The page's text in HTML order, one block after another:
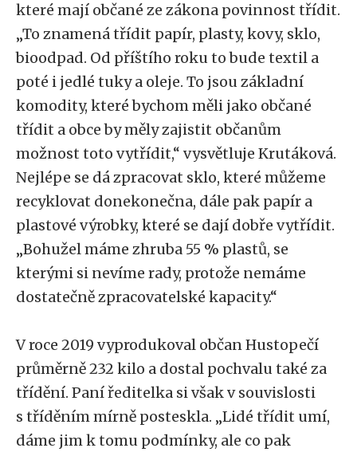
které mají občané ze zákona povinnost třídit.
„To znamená třídit papír, plasty, kovy, sklo,
bioodpad. Od příštího roku to bude textil a
poté i jedlé tuky a oleje. To jsou základní
komodity, které bychom měli jako občané
třídit a obce by měly zajistit občanům
možnost toto vytřídit,“ vysvětluje Krutáková.
Nejlépe se dá zpracovat sklo, které můžeme
recyklovat donekonečna, dále pak papír a
plastové výrobky, které se dají dobře vytřídit.
„Bohužel máme zhruba 55 % plastů, se
kterými si nevíme rady, protože nemáme
dostatečně zpracovatelské kapacity.“
V roce 2019 vyprodukoval občan Hustopečí
průměrně 232 kilo a dostal pochvalu také za
třídění. Paní ředitelka si však v souvislosti
s tříděním mírně posteskla. „Lidé třídit umí,
dáme jim k tomu podmínky, ale co pak